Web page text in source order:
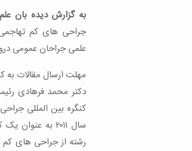
به گزارش دیده بان
جراحی های کم
علمی جراحان عمومی
مهلت ارسال مقالات به کنگره
دکتر محمد فرهادی
سال ۲۰۱۱ به
رشته از جراحی های